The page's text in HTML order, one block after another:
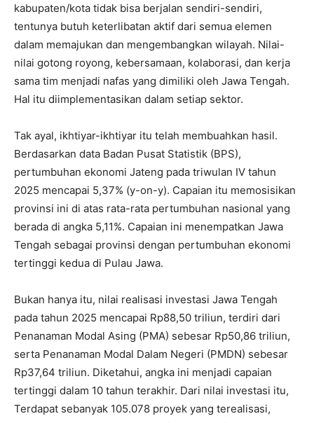
kabupaten/kota tidak bisa berjalan sendiri-sendiri,
tentunya butuh keterlibatan aktif dari semua elemen
dalam memajukan dan mengembangkan wilayah. Nilai-
nilai gotong royong, kebersamaan, kolaborasi, dan kerja
sama tim menjadi nafas yang dimiliki oleh Jawa Tengah.
Hal itu diimplementasikan dalam setiap sektor.
Tak ayal, ikhtiyar-ikhtiyar itu telah membuahkan hasil.
Berdasarkan data Badan Pusat Statistik (BPS),
pertumbuhan ekonomi Jateng pada triwulan IV tahun
2025 mencapai 5,37% (y-on-y). Capaian itu memosisikan
provinsi ini di atas rata-rata pertumbuhan nasional yang
berada di angka 5,11%. Capaian ini menempatkan Jawa
Tengah sebagai provinsi dengan pertumbuhan ekonomi
tertinggi kedua di Pulau Jawa.
Bukan hanya itu, nilai realisasi investasi Jawa Tengah
pada tahun 2025 mencapai Rp88,50 triliun, terdiri dari
Penanaman Modal Asing (PMA) sebesar Rp50,86 triliun,
serta Penanaman Modal Dalam Negeri (PMDN) sebesar
Rp37,64 triliun. Diketahui, angka ini menjadi capaian
tertinggi dalam 10 tahun terakhir. Dari nilai investasi itu,
Terdapat sebanyak 105.078 proyek yang terealisasi,